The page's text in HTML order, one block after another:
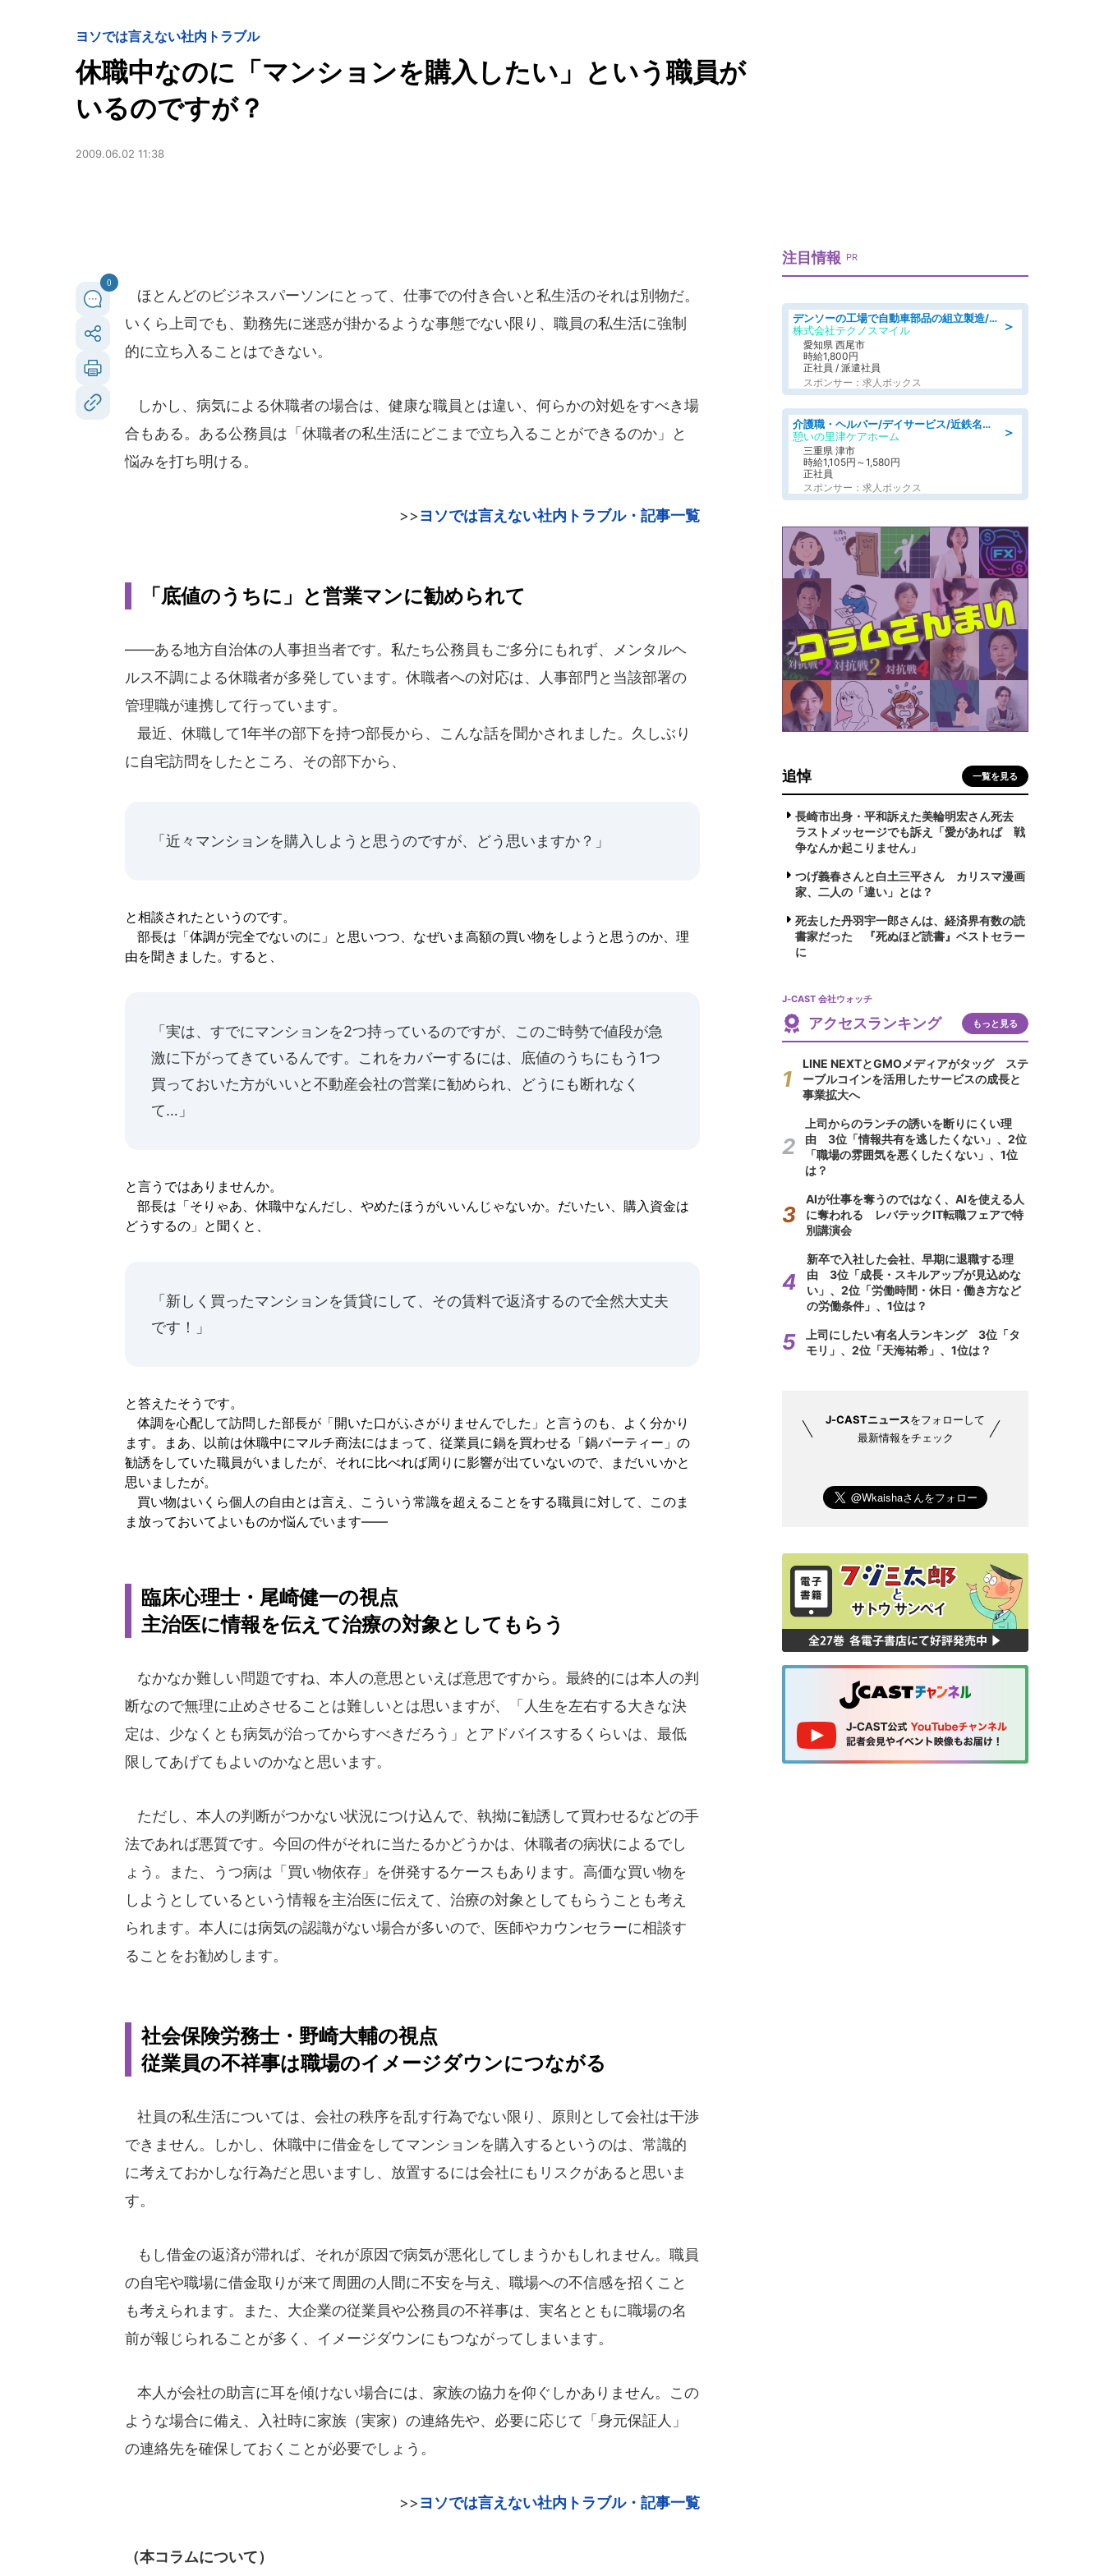
ヨソでは言えない社内トラブル
休職中なのに「マンションを購入したい」という職員が
いるのですが？
2009.06.02 11:38
0
ほとんどのビジネスパーソンにとって、仕事での付き合いと私生活のそれは別物だ。
いくら上司でも、勤務先に迷惑が掛かるような事態でない限り、職員の私生活に強制
的に立ち入ることはできない。
しかし、病気による休職者の場合は、健康な職員とは違い、何らかの対処をすべき場
合もある。ある公務員は「休職者の私生活にどこまで立ち入ることができるのか」と
悩みを打ち明ける。
>>ヨソでは言えない社内トラブル・記事一覧
「底値のうちに」と営業マンに勧められて
――ある地方自治体の人事担当者です。私たち公務員もご多分にもれず、メンタルヘ
ルス不調による休職者が多発しています。休職者への対応は、人事部門と当該部署の
管理職が連携して行っています。
最近、休職して1年半の部下を持つ部長から、こんな話を聞かされました。久しぶり
に自宅訪問をしたところ、その部下から、
「近々マンションを購入しようと思うのですが、どう思いますか？」
と相談されたというのです。
部長は「体調が完全でないのに」と思いつつ、なぜいま高額の買い物をしようと思うのか、理
由を聞きました。すると、
「実は、すでにマンションを2つ持っているのですが、このご時勢で値段が急
激に下がってきているんです。これをカバーするには、底値のうちにもう1つ
買っておいた方がいいと不動産会社の営業に勧められ、どうにも断れなく
て…」
と言うではありませんか。
部長は「そりゃあ、休職中なんだし、やめたほうがいいんじゃないか。だいたい、購入資金は
どうするの」と聞くと、
「新しく買ったマンションを賃貸にして、その賃料で返済するので全然大丈夫
です！」
と答えたそうです。
体調を心配して訪問した部長が「開いた口がふさがりませんでした」と言うのも、よく分かり
ます。まあ、以前は休職中にマルチ商法にはまって、従業員に鍋を買わせる「鍋パーティー」の
勧誘をしていた職員がいましたが、それに比べれば周りに影響が出ていないので、まだいいかと
思いましたが。
買い物はいくら個人の自由とは言え、こういう常識を超えることをする職員に対して、このま
ま放っておいてよいものか悩んでいます――
臨床心理士・尾崎健一の視点
主治医に情報を伝えて治療の対象としてもらう
なかなか難しい問題ですね、本人の意思といえば意思ですから。最終的には本人の判
断なので無理に止めさせることは難しいとは思いますが、「人生を左右する大きな決
定は、少なくとも病気が治ってからすべきだろう」とアドバイスするくらいは、最低
限してあげてもよいのかなと思います。
ただし、本人の判断がつかない状況につけ込んで、執拗に勧誘して買わせるなどの手
法であれば悪質です。今回の件がそれに当たるかどうかは、休職者の病状によるでし
ょう。また、うつ病は「買い物依存」を併発するケースもあります。高価な買い物を
しようとしているという情報を主治医に伝えて、治療の対象としてもらうことも考え
られます。本人には病気の認識がない場合が多いので、医師やカウンセラーに相談す
ることをお勧めします。
社会保険労務士・野崎大輔の視点
従業員の不祥事は職場のイメージダウンにつながる
社員の私生活については、会社の秩序を乱す行為でない限り、原則として会社は干渉
できません。しかし、休職中に借金をしてマンションを購入するというのは、常識的
に考えておかしな行為だと思いますし、放置するには会社にもリスクがあると思いま
す。
もし借金の返済が滞れば、それが原因で病気が悪化してしまうかもしれません。職員
の自宅や職場に借金取りが来て周囲の人間に不安を与え、職場への不信感を招くこと
も考えられます。また、大企業の従業員や公務員の不祥事は、実名とともに職場の名
前が報じられることが多く、イメージダウンにもつながってしまいます。
本人が会社の助言に耳を傾けない場合には、家族の協力を仰ぐしかありません。この
ような場合に備え、入社時に家族（実家）の連絡先や、必要に応じて「身元保証人」
の連絡先を確保しておくことが必要でしょう。
>>ヨソでは言えない社内トラブル・記事一覧
（本コラムについて）
注目情報 PR
＞
デンソーの工場で自動車部品の組立製造/denso aichi
株式会社テクノスマイル
愛知県 西尾市
時給1,800円
正社員 / 派遣社員
スポンサー：求人ボックス
＞
介護職・ヘルパー/デイサービス/近鉄名古屋線 高田本山/津市/三重県
憩いの里津ケアホーム
三重県 津市
時給1,105円～1,580円
正社員
スポンサー：求人ボックス
追悼 一覧を見る
長崎市出身・平和訴えた美輪明宏さん死去
ラストメッセージでも訴え「愛があれば 戦
争なんか起こりません」
つげ義春さんと白土三平さん カリスマ漫画
家、二人の「違い」とは？
死去した丹羽宇一郎さんは、経済界有数の読
書家だった 『死ぬほど読書』ベストセラー
に
J-CAST 会社ウォッチ
アクセスランキング もっと見る
LINE NEXTとGMOメディアがタッグ ステ
ーブルコインを活用したサービスの成長と
事業拡大へ
上司からのランチの誘いを断りにくい理
由 3位「情報共有を逃したくない」、2位
「職場の雰囲気を悪くしたくない」、1位
は？
AIが仕事を奪うのではなく、AIを使える人
に奪われる レバテックIT転職フェアで特
別講演会
新卒で入社した会社、早期に退職する理
由 3位「成長・スキルアップが見込めな
い」、2位「労働時間・休日・働き方など
の労働条件」、1位は？
上司にしたい有名人ランキング 3位「タ
モリ」、2位「天海祐希」、1位は？
J-CASTニュースをフォローして
最新情報をチェック